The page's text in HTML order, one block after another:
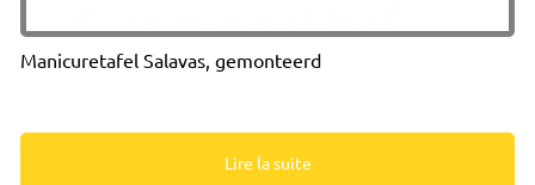
Manicuretafel Salavas, gemonteerd
Lire la suite